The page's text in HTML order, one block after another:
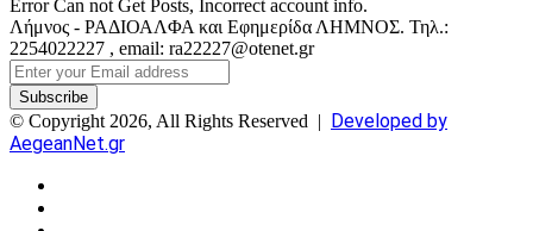
Error Can not Get Posts, Incorrect account info.
Λήμνος - ΡΑΔΙΟΑΛΦΑ και Εφημερίδα ΛΗΜΝΟΣ. Τηλ.:
2254022227 , email: ra22227@otenet.gr
Enter
your
Email
address
© Copyright 2026, All Rights Reserved | Developed by
AegeanNet.gr